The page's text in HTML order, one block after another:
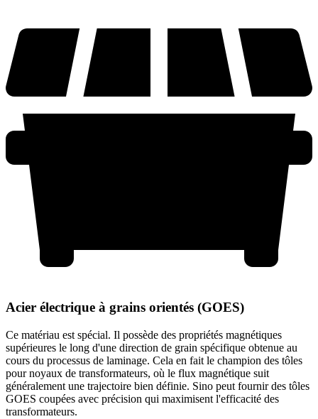
Acier électrique à grains orientés (GOES)
Ce matériau est spécial. Il possède des propriétés magnétiques
supérieures le long d'une direction de grain spécifique obtenue au
cours du processus de laminage. Cela en fait le champion des tôles
pour noyaux de transformateurs, où le flux magnétique suit
généralement une trajectoire bien définie. Sino peut fournir des tôles
GOES coupées avec précision qui maximisent l'efficacité des
transformateurs.